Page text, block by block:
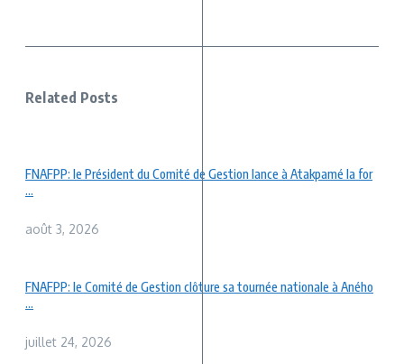
Related Posts
FNAFPP: le Président du Comité de Gestion lance à Atakpamé la for
...
août 3, 2026
FNAFPP: le Comité de Gestion clôture sa tournée nationale à Aného
...
juillet 24, 2026